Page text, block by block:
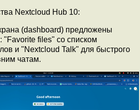
Nextcloud Hub 10:
(dashboard) предложены
files" со списком
и "Nextcloud Talk" для быстрого
чатам.